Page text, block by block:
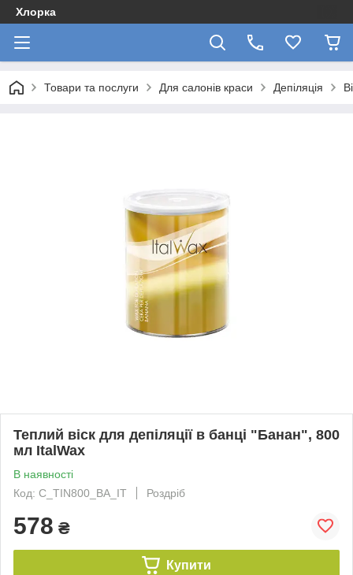
Хлорка
Товари та послуги Для салонів краси Депіляція
Теплий віск для депіляції в банці "Банан", 800
мл ItalWax
В наявності
Код: C_TIN800_BA_IT
Роздріб
578 ₴
Купити